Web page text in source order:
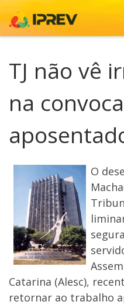
Skip to content
TJ não vê
na
O
Catarina (Alesc),
retornar ao trabalho